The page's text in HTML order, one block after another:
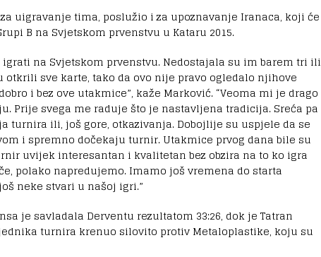
uigravanje tima, poslužio i za upoznavanje Iranaca, koji će
B na Svjetskom prvenstvu u Kataru 2015.
na Svjetskom prvenstvu. Nedostajala su im barem tri ili
otkrili sve karte, tako da ovo nije pravo ogledalo njihove
i bez ove utakmice”, kaže Marković. “Veoma mi je drago
Prije svega me raduje što je nastavljena tradicija. Sreća pa
turnira ili, još gore, otkazivanja. Dobojlije su uspjele da se
i spremno dočekaju turnir. Utakmice prvog dana bile su
uvijek interesantan i kvalitetan bez obzira na to ko igra
polako napredujemo. Imamo još vremena do starta
neke stvari u našoj igri.”
je savladala Derventu rezultatom 33:26, dok je Tatran
turnira krenuo silovito protiv Metaloplastike, koju su